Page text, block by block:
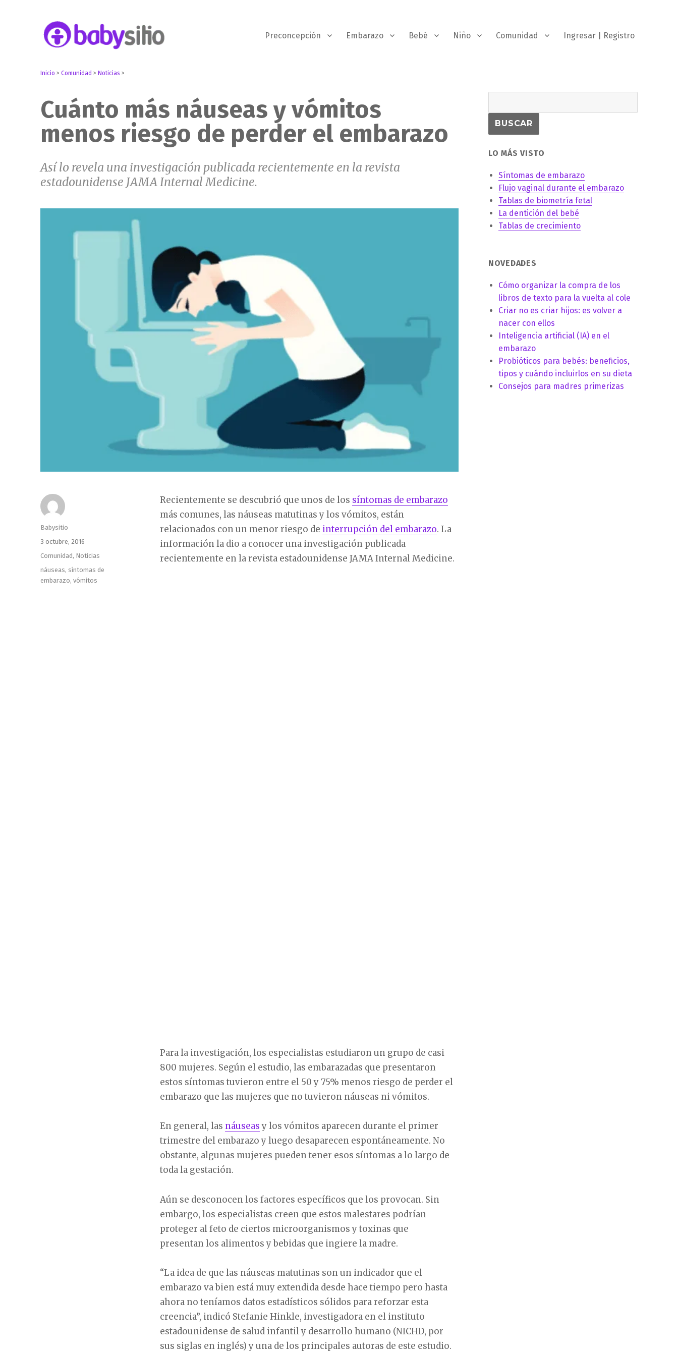
Preconcepción Embarazo Bebé Niño Comunidad Ingresar | Registro
Inicio >Comunidad > Noticias >
Cuánto más náuseas y vómitos
menos riesgo de perder el embarazo
Así lo revela una investigación publicada recientemente en la revista
estadounidense JAMA Internal Medicine.
Recientemente se descubrió que unos de los síntomas de embarazo
más comunes, las náuseas matutinas y los vómitos, están
relacionados con un menor riesgo de interrupción del embarazo. La
información la dio a conocer una investigación publicada
recientemente en la revista estadounidense JAMA Internal Medicine.
Para la investigación, los especialistas estudiaron un grupo de casi
800 mujeres. Según el estudio, las embarazadas que presentaron
estos síntomas tuvieron entre el 50 y 75% menos riesgo de perder el
embarazo que las mujeres que no tuvieron náuseas ni vómitos.
En general, las náuseasy los vómitos aparecen durante el primer
trimestre del embarazo y luego desaparecen espontáneamente. No
obstante, algunas mujeres pueden tener esos síntomas a lo largo de
toda la gestación.
Aún se desconocen los factores específicos que los provocan. Sin
embargo, los especialistas creen que estos malestares podrían
proteger al feto de ciertos microorganismos y toxinas que
presentan los alimentos y bebidas que ingiere la madre.
“La idea de que las náuseas matutinas son un indicador que el
embarazo va bien está muy extendida desde hace tiempo pero hasta
ahora no teníamos datos estadísticos sólidos para reforzar esta
creencia”, indicó Stefanie Hinkle, investigadora en el instituto
estadounidense de salud infantil y desarrollo humano (NICHD, por
sus siglas en inglés) y una de los principales autoras de este estudio.
Autor
Babysitio
Publicado
3 octubre, 2016
Categorías
Comunidad, Noticias
Etiquetas
náuseas, síntomas de
embarazo,vómitos
LO MÁS VISTO
Síntomas de embarazo
Flujo vaginal durante el embarazo
Tablas de biometría fetal
La dentición del bebé
Tablas de crecimiento
NOVEDADES
Cómo organizar la compra de los
libros de texto para la vuelta al cole
Criar no es criar hijos: es volver a
nacer con ellos
Inteligencia artificial (IA) en el
embarazo
Probióticos para bebés: beneficios,
tipos y cuándo incluirlos en su dieta
Consejos para madres primerizas